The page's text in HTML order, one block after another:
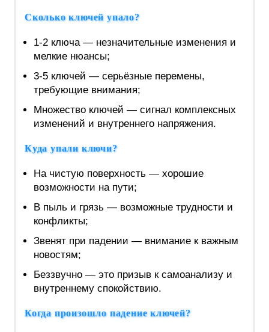
Сколько ключей упало?
1-2 ключа — незначительные изменения и
мелкие нюансы;
3-5 ключей — серьёзные перемены,
требующие внимания;
Множество ключей — сигнал комплексных
изменений и внутреннего напряжения.
Куда упали ключи?
На чистую поверхность — хорошие
возможности на пути;
В пыль и грязь — возможные трудности и
конфликты;
Звенят при падении — внимание к важным
новостям;
Беззвучно — это призыв к самоанализу и
внутреннему спокойствию.
Когда произошло падение ключей?